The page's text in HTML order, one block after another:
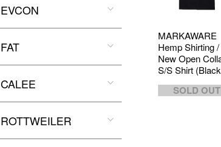
MARKAWARE
Hemp Shirting /
New Open
S/S Shirt
SOLD OUT
EVCON
FAT
CALEE
ROTTWEILER